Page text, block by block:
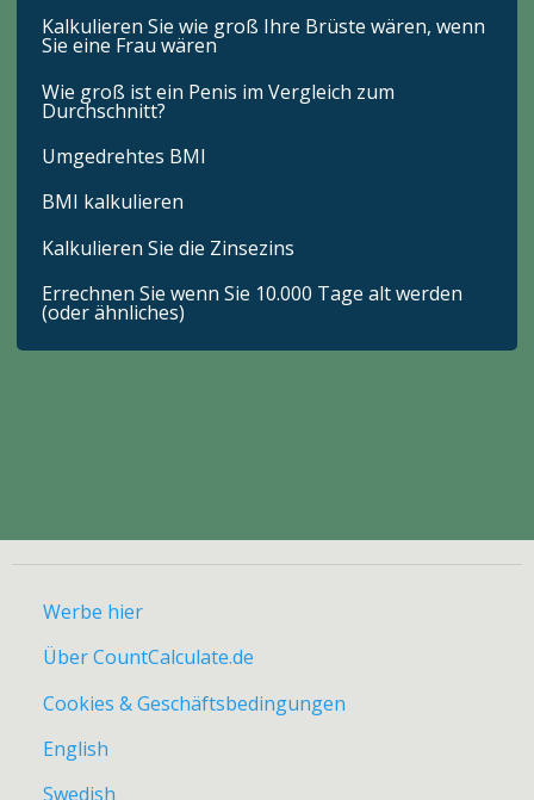
Kalkulieren Sie wie groß Ihre Brüste wären, wenn
Sie eine Frau wären
Wie groß ist ein Penis im Vergleich zum
Durchschnitt?
Umgedrehtes BMI
BMI kalkulieren
Kalkulieren Sie die Zinsezins
Errechnen Sie wenn Sie 10.000 Tage alt werden
(oder ähnliches)
Werbe hier
Über CountCalculate.de
Cookies & Geschäftsbedingungen
English
Swedish